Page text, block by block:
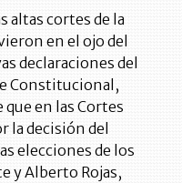
altas cortes de la
en el ojo del
declaraciones del
Constitucional,
en las Cortes
la decisión del
elecciones de los
y Alberto Rojas,